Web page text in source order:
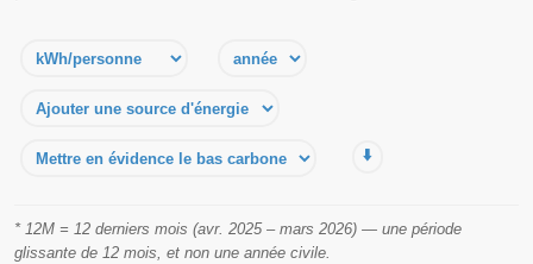
⬇️
* 12M = 12 derniers mois (avr. 2025 – mars 2026) — une période
glissante de 12 mois, et non une année civile.